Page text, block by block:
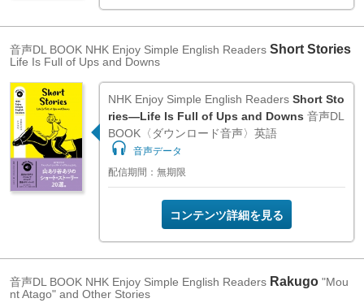
音声DL BOOK NHK Enjoy Simple English Readers Short Stories
Life Is Full of Ups and Downs
NHK Enjoy Simple English Readers Short Sto
ries―Life Is Full of Ups and Downs 音声DL
BOOK〈ダウンロード音声〉英語
音声データ
配信期間：無期限
コンテンツ詳細を見る
音声DL BOOK NHK Enjoy Simple English Readers Rakugo "Mou
nt Atago" and Other Stories